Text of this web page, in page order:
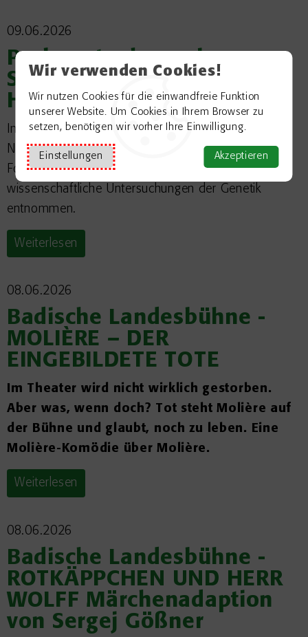
Wir verwenden Cookies!
Wir nutzen Cookies für die einwandfreie Funktion
unserer Website. Um Cookies in Ihrem Browser zu
setzen, benötigen wir vorher Ihre Einwilligung.
Einstellungen Akzeptieren
09.06.2026
Probeentnahmen im
Stadtwald – Bereich
Hasenwald
Im Hasenwald werden am Donnerstag, 11. Juni
Nadelproben der dortigen Schwarzkiefer von der
Forstlichen Versuchsanstalt Freiburg für
wissenschaftliche Untersuchungen der Genetik
entnommen.
Weiterlesen
08.06.2026
Badische Landesbühne -
MOLIÈRE – DER
EINGEBILDETE TOTE
Im Theater wird nicht wirklich gestorben.
Aber was, wenn doch? Tot steht Molière auf
der Bühne und glaubt, noch zu leben. Eine
Molière-Komödie über Molière.
Weiterlesen
08.06.2026
Badische Landesbühne -
ROTKÄPPCHEN UND HERR
WOLFF Märchenadaption
von Sergej Gößner